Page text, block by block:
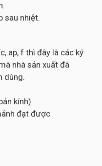
sau nhiệt.
ap, f thì đây là các ký
nhà sản xuất đã
dùng.
kính)
đạt được